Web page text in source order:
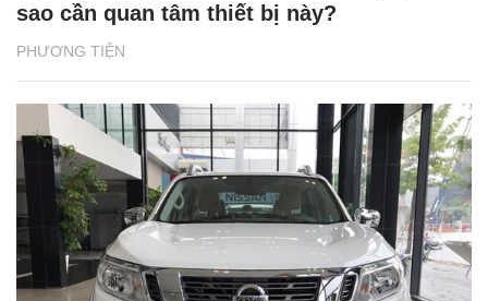
PHƯƠNG TIỆN
sao cần quan tâm thiết bị này?